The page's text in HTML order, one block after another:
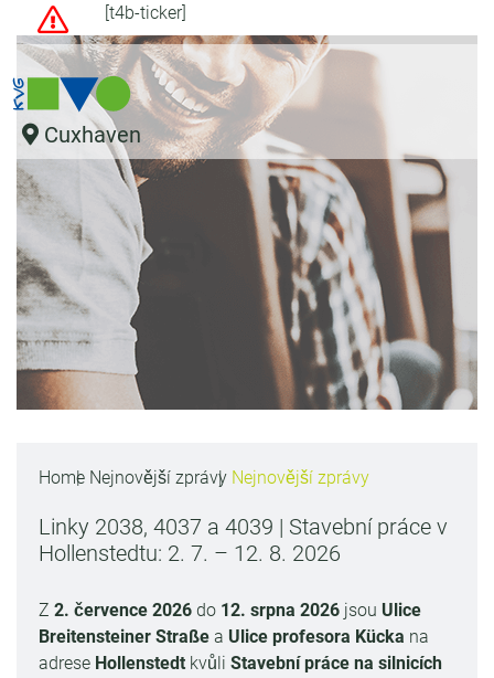
[t4b-ticker]
Cuxhaven
Home Nejnovější zprávy Nejnovější zprávy
Linky 2038, 4037 a 4039 | Stavební práce v
Hollenstedtu: 2. 7. – 12. 8. 2026
Z 2. července 2026 do 12. srpna 2026 jsou Ulice
Breitensteiner Straße a Ulice profesora Kücka na
adrese Hollenstedt kvůli Stavební práce na silnicích